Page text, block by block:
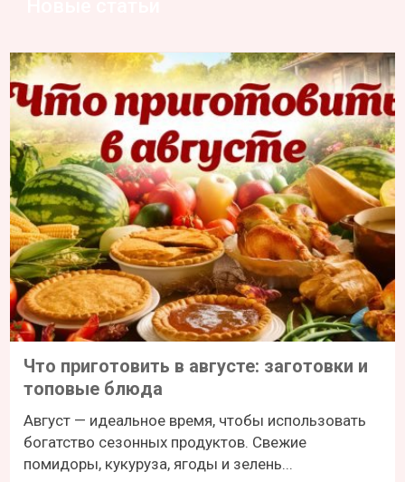
Что приготовить в августе: заготовки и
топовые блюда
Август — идеальное время, чтобы использовать
богатство сезонных продуктов. Свежие
помидоры, кукуруза, ягоды и зелень...